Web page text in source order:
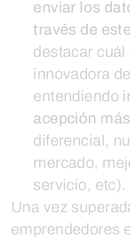
enviar los
través de este
destacar cuál
innovadora
entendiendo
acepción
diferencial,
mercado,
servicio, etc).
Una vez
emprendedores